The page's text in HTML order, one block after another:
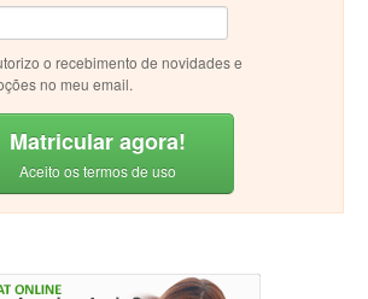
o recebimento de novidades e
no meu email.
Matricular agora!
Aceito os termos de uso